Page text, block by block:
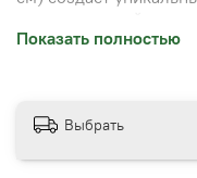
Необычный декор
животных. Создайте
Показать полностью
Выбрать